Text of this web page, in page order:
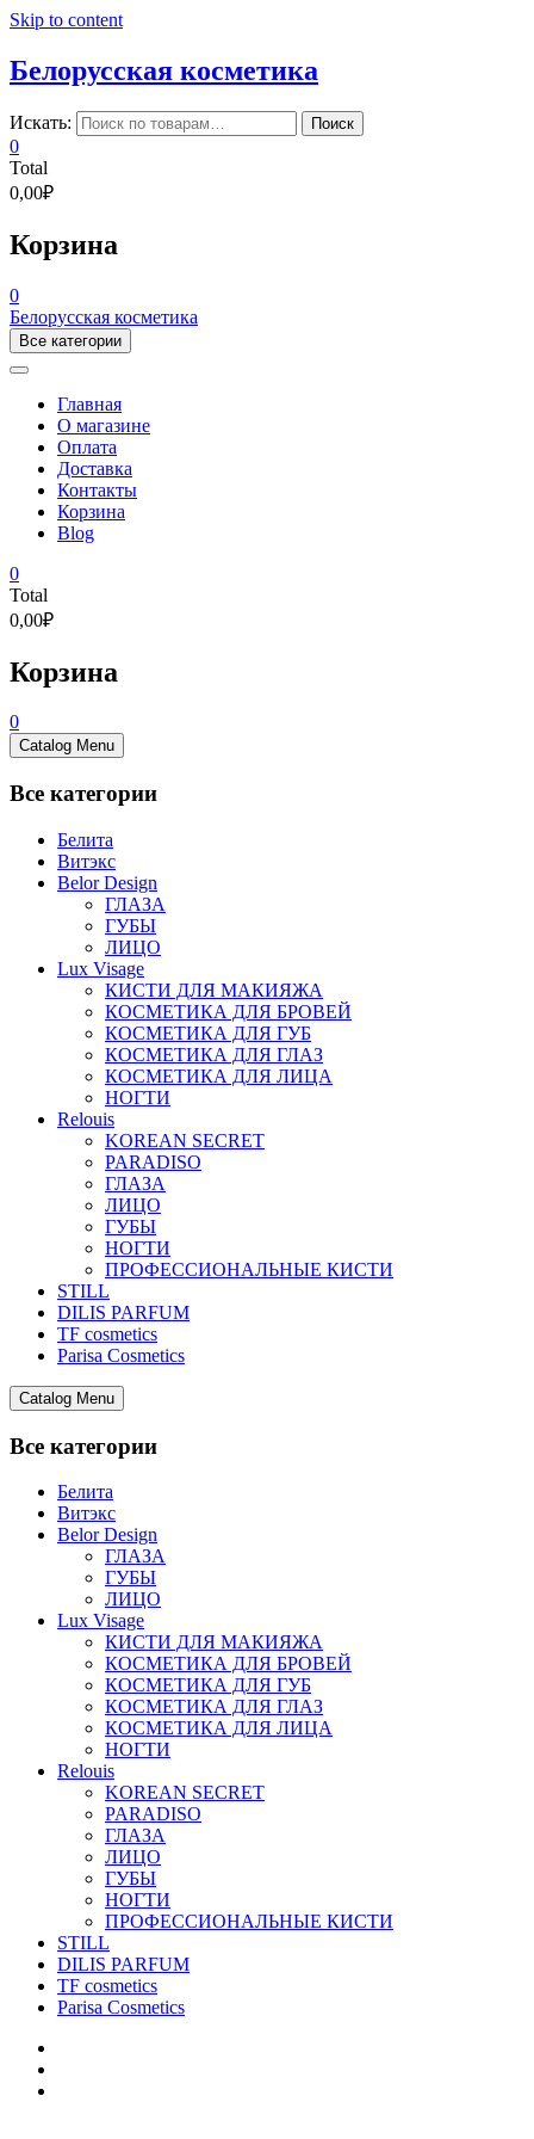
Skip to content
Белорусская косметика
Искать: Поиск
0
Total
0,00₽
Корзина
0
Белорусская косметика
Все категории
Главная
О магазине
Оплата
Доставка
Контакты
Корзина
Blog
0
Total
0,00₽
Корзина
0
Catalog Menu
Все категории
Белита
Витэкс
Belor Design
ГЛАЗА
ГУБЫ
ЛИЦО
Lux Visage
КИСТИ ДЛЯ МАКИЯЖА
КОСМЕТИКА ДЛЯ БРОВЕЙ
КОСМЕТИКА ДЛЯ ГУБ
КОСМЕТИКА ДЛЯ ГЛАЗ
КОСМЕТИКА ДЛЯ ЛИЦА
НОГТИ
Relouis
KOREAN SECRET
PARADISO
ГЛАЗА
ЛИЦО
ГУБЫ
НОГТИ
ПРОФЕССИОНАЛЬНЫЕ КИСТИ
STILL
DILIS PARFUM
TF cosmetics
Parisa Cosmetics
Catalog Menu
Все категории
Белита
Витэкс
Belor Design
ГЛАЗА
ГУБЫ
ЛИЦО
Lux Visage
КИСТИ ДЛЯ МАКИЯЖА
КОСМЕТИКА ДЛЯ БРОВЕЙ
КОСМЕТИКА ДЛЯ ГУБ
КОСМЕТИКА ДЛЯ ГЛАЗ
КОСМЕТИКА ДЛЯ ЛИЦА
НОГТИ
Relouis
KOREAN SECRET
PARADISO
ГЛАЗА
ЛИЦО
ГУБЫ
НОГТИ
ПРОФЕССИОНАЛЬНЫЕ КИСТИ
STILL
DILIS PARFUM
TF cosmetics
Parisa Cosmetics